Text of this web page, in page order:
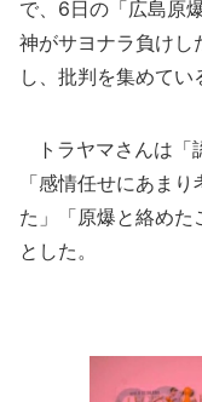
で、6日の「広島原
神がサヨナラ負けし
し、批判を集めてい
トラヤマさんは「
「感情任せにあま
た」「原爆と絡めた
とした。